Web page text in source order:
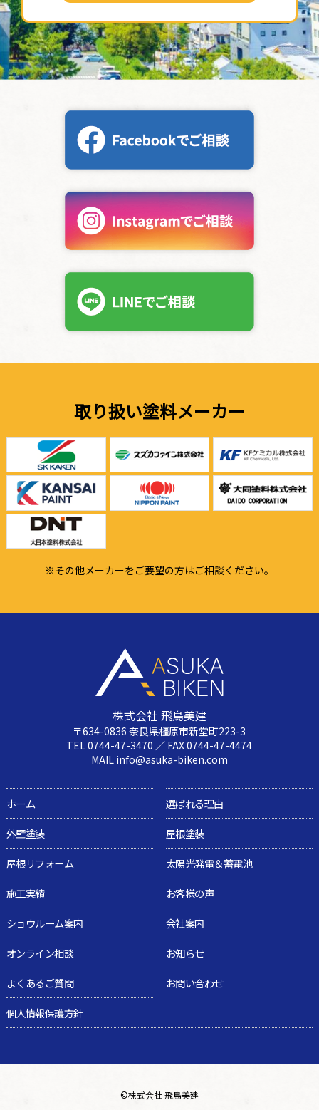
取り扱い塗料メーカー
※その他メーカーをご要望の方はご相談ください。
株式会社 飛鳥美建
〒634-0836 奈良県橿原市新堂町223-3
TEL 0744-47-3470 ／ FAX 0744-47-4474
MAIL info@asuka-biken.com
ホーム
選ばれる理由
外壁塗装
屋根塗装
屋根リフォーム
太陽光発電＆蓄電池
施工実績
お客様の声
ショウルーム案内
会社案内
オンライン相談
お知らせ
よくあるご質問
お問い合わせ
個人情報保護方針
©株式会社 飛鳥美建